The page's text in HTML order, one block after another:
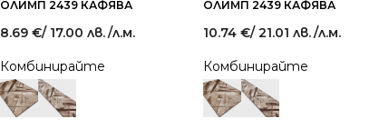
ОЛИМП 2439 КАФЯВА
8.69 €/ 17.00 лв./л.м.
Комбинирайте
ОЛИМП 2439 КАФЯВА
10.74 €/ 21.01 лв./л.м.
Комбинирайте